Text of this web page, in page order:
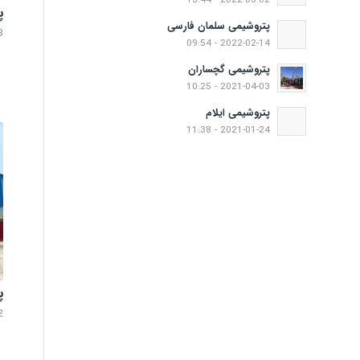
پتروشیمی سلمان فارسی
2022-02-14 - 09:54
پتروشیمی گچساران
2021-04-03 - 10:25
پتروشیمی ایلام
2021-01-24 - 11:38